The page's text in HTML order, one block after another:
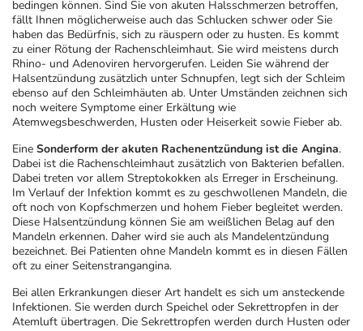
bedingen können. Sind Sie von akuten Halsschmerzen betroffen,
fällt Ihnen möglicherweise auch das Schlucken schwer oder Sie
haben das Bedürfnis, sich zu räuspern oder zu husten. Es kommt
zu einer Rötung der Rachenschleimhaut. Sie wird meistens durch
Rhino- und Adenoviren hervorgerufen. Leiden Sie während der
Halsentzündung zusätzlich unter Schnupfen, legt sich der Schleim
ebenso auf den Schleimhäuten ab. Unter Umständen zeichnen sich
noch weitere Symptome einer Erkältung wie
Atemwegsbeschwerden, Husten oder Heiserkeit sowie Fieber ab.
Eine Sonderform der akuten Rachenentzündung ist die Angina.
Dabei ist die Rachenschleimhaut zusätzlich von Bakterien befallen.
Dabei treten vor allem Streptokokken als Erreger in Erscheinung.
Im Verlauf der Infektion kommt es zu geschwollenen Mandeln, die
oft noch von Kopfschmerzen und hohem Fieber begleitet werden.
Diese Halsentzündung können Sie am weißlichen Belag auf den
Mandeln erkennen. Daher wird sie auch als Mandelentzündung
bezeichnet. Bei Patienten ohne Mandeln kommt es in diesen Fällen
oft zu einer Seitenstrangangina.
Bei allen Erkrankungen dieser Art handelt es sich um ansteckende
Infektionen. Sie werden durch Speichel oder Sekrettropfen in der
Atemluft übertragen. Die Sekrettropfen werden durch Husten oder